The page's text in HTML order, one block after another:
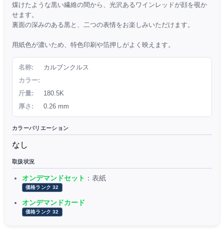
煤けたような黒い繊維の間から、光沢あるワインレッドが顔を覗か
せます。
裏面の深みのある黒と、二つの表情をお楽しみいただけます。
用紙色が濃いため、特色印刷や箔押しがよく映えます。
名称:
カルブンクルス
カラー:
斤量:
180.5K
厚さ:
0.26 mm
カラーバリエーション
なし
取扱状況
オンデマンドセット ：表紙
価格ランク 32
オンデマンドカード
価格ランク 32